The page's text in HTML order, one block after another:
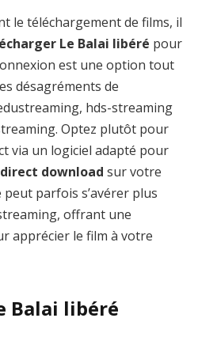
le téléchargement de films, il
Le Balai libéré pour
est une option tout
désagréments de
hds-streaming
Optez plutôt pour
via un logiciel adapté pour
download sur votre
parfois s’avérer plus
offrant une
apprécier le film à votre
Balai libéré